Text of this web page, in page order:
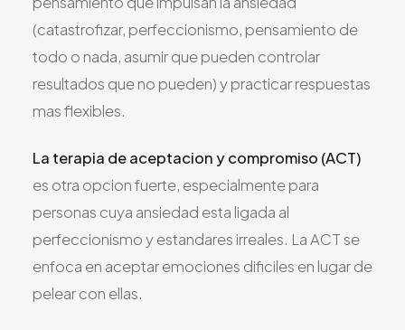
(catastrofizar, perfeccionismo, pensamiento de
todo o nada, asumir que pueden controlar
resultados que no pueden) y practicar respuestas
mas flexibles.
La terapia de aceptacion y compromiso (ACT)
es otra opcion fuerte, especialmente para
personas cuya ansiedad esta ligada al
perfeccionismo y estandares irreales. La ACT se
enfoca en aceptar emociones dificiles en lugar de
pelear con ellas.